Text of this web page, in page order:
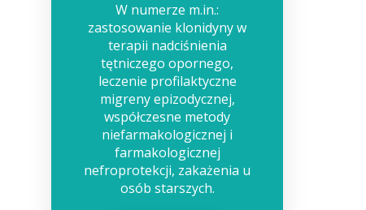
W numerze m.in.:
zastosowanie klonidyny w
terapii nadciśnienia
tętniczego opornego,
leczenie profilaktyczne
migreny epizodycznej,
współczesne metody
niefarmakologicznej i
farmakologicznej
nefroprotekcji, zakażenia u
osób starszych.